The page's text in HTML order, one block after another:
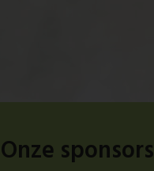
Onze sponsors